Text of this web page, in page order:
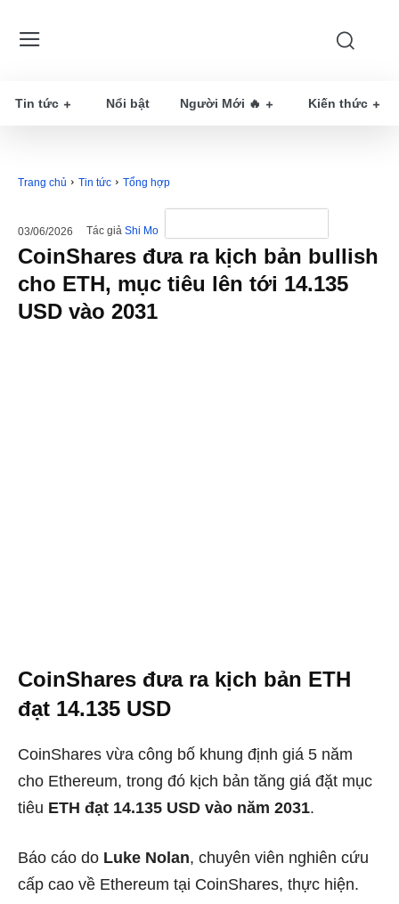
Tin tức Nổi bật Người Mới 🔥 Kiến thức
Trang chủ Tin tức Tổng hợp
03/06/2026 Tác giả Shi Mo
CoinShares đưa ra kịch bản bullish
cho ETH, mục tiêu lên tới 14.135
USD vào 2031
CoinShares đưa ra kịch bản ETH
đạt 14.135 USD
CoinShares vừa công bố khung định giá 5 năm
cho Ethereum, trong đó kịch bản tăng giá đặt mục
tiêu ETH đạt 14.135 USD vào năm 2031.
Báo cáo do Luke Nolan, chuyên viên nghiên cứu
cấp cao về Ethereum tại CoinShares, thực hiện.